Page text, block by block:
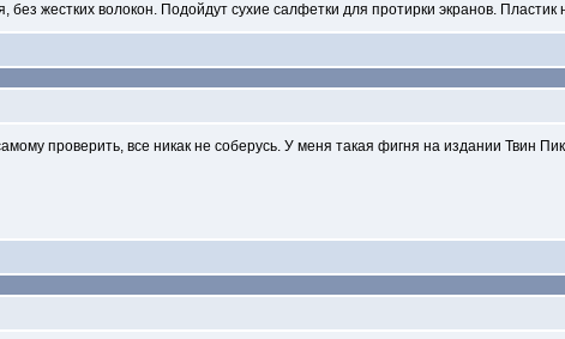
без жестких волокон. Подойдут сухие салфетки для протирки экранов.
проверить, все никак не соберусь. У меня такая фигня на издании Твин